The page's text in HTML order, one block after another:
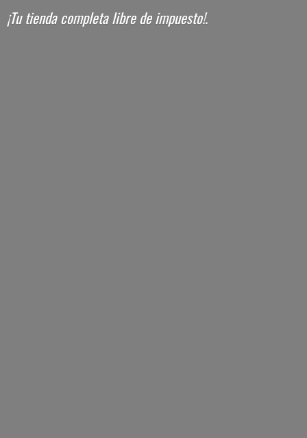
¡Tu tienda completa librede impuesto!.